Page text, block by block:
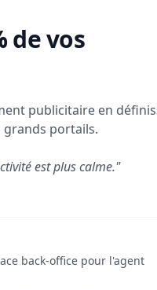
de vos
publicitaire en
grands portails.
est plus calme."
back-office pour l'agent